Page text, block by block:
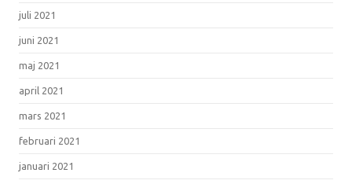
juli 2021
juni 2021
maj 2021
april 2021
mars 2021
februari 2021
januari 2021